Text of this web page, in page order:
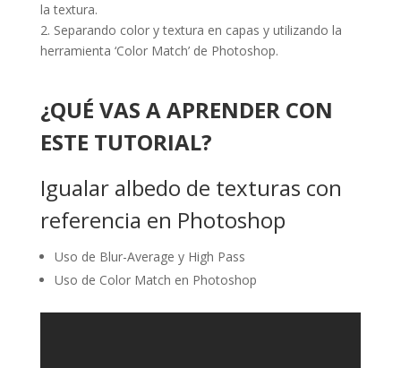
la textura.
2. Separando color y textura en capas y utilizando la
herramienta ‘Color Match’ de Photoshop.
¿QUÉ VAS A APRENDER CON
ESTE TUTORIAL?
Igualar albedo de texturas con
referencia en Photoshop
Uso de Blur-Average y High Pass
Uso de Color Match en Photoshop